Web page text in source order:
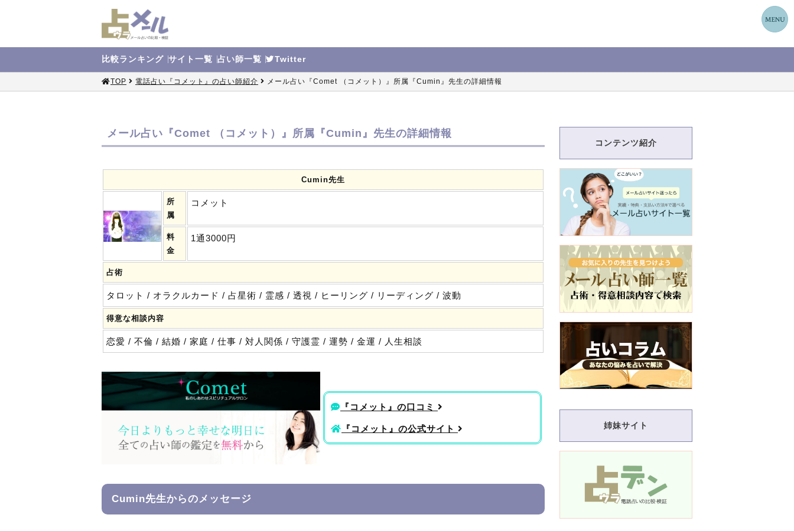
比較ランキング サイト 一覧 占い師一覧 Twitter
TOP 電話占い『コメット』の占い師紹介 メール占い『Comet （コメット）』所属『Cumin』先生の詳細情報
メール占い『Comet （コメット）』所属『Cumin』先生の詳細情報
Cumin先生
所
属
コメット
料
金
1通3000円
占術
タロット / オラクルカード / 占星術 / 霊感 / 透視 / ヒーリング / リーディング / 波動
得意な相談内容
恋愛 / 不倫 / 結婚 / 家庭 / 仕事 / 対人関係 / 守護霊 / 運勢 / 金運 / 人生相談
『コメット』の口コミ
『コメット』の公式サイト
Cumin先生からの メッセージ
コンテンツ紹介
姉妹サイト